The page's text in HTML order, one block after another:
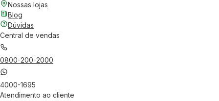
Nossas lojas
Blog
Dúvidas
Central de vendas
0800-200-2000
4000-1695
Atendimento ao cliente